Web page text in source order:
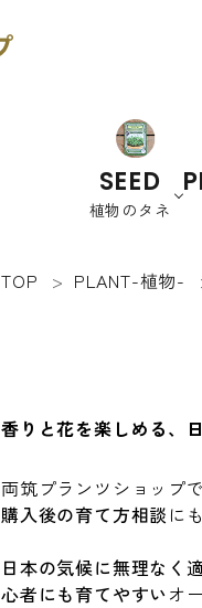
SEED
植物のタネ
TOP PLANT-植物-
香りと花を楽しめる、
両筑プランツショップで
購入後の育て方相談 に
日本の気候に無理なく
心者にも育てやすいオ